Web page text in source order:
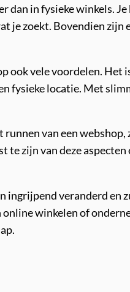
dan in fysieke winkels.
je zoekt. Bovendien zijn
ook vele voordelen.
fysieke locatie. Met
van een
zijn van deze
ingrijpend veranderd
winkelen of